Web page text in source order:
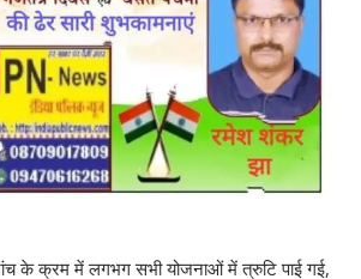
के क्रम में लगभग सभी योजनाओं में त्रुटि पाई गई,